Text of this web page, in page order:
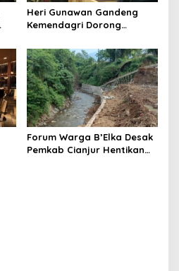
Heri Gunawan Gandeng
Kemendagri Dorong
Sukabumi
Forum Warga B’Elka Desak
Pemkab Cianjur Hentikan